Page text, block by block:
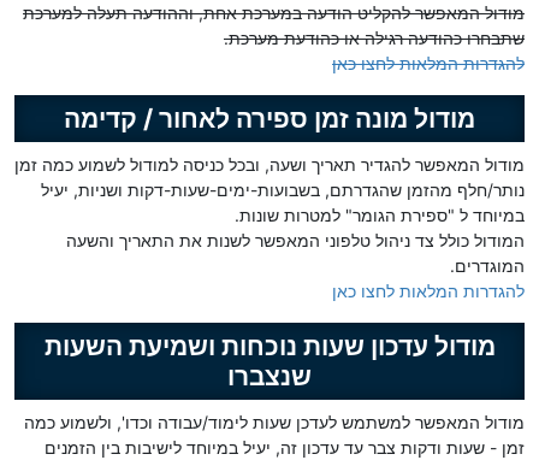
מודול המאפשר להקליט הודעה במערכת אחת, וההודעה תעלה למערכת
שתבחרו כהודעה רגילה או כהודעת מערכת.
להגדרות המלאות לחצו כאן
מודול מונה זמן ספירה לאחור / קדימה
מודול המאפשר להגדיר תאריך ושעה, ובכל כניסה למודול לשמוע כמה זמן
נותר/חלף מהזמן שהגדרתם, בשבועות-ימים-שעות-דקות ושניות, יעיל
במיוחד ל "ספירת הגומר" למטרות שונות.
המודול כולל צד ניהול טלפוני המאפשר לשנות את התאריך והשעה
המוגדרים.
להגדרות המלאות לחצו כאן
מודול עדכון שעות נוכחות ושמיעת השעות
שנצברו
מודול המאפשר למשתמש לעדכן שעות לימוד/עבודה וכדו', ולשמוע כמה
זמן - שעות ודקות צבר עד עדכון זה, יעיל במיוחד לישיבות בין הזמנים